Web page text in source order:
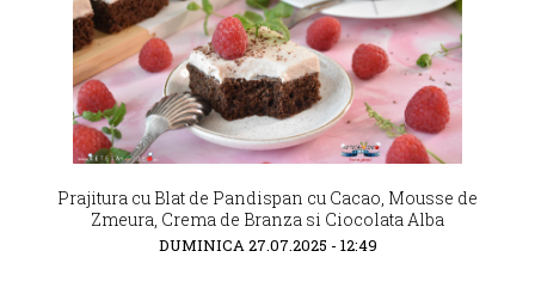
Prajitura cu Blat de Pandispan cu Cacao, Mousse de
Zmeura, Crema de Branza si Ciocolata Alba
DUMINICA 27.07.2025 - 12:49